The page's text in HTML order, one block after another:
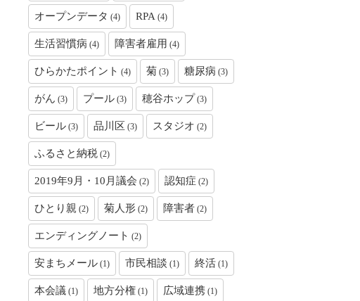
オープンデータ (4) RPA (4)
生活習慣病 (4) 障害者雇用 (4)
ひらかたポイント (4) 菊 (3) 糖尿病 (3)
がん (3) プール (3) 穂谷ホップ (3)
ビール (3) 品川区 (3) スタジオ (2)
ふるさと納税 (2)
2019年9月・10月議会 (2) 認知症 (2)
ひとり親 (2) 菊人形 (2) 障害者 (2)
エンディングノート (2)
安まちメール (1) 市民相談 (1) 終活 (1)
本会議 (1) 地方分権 (1) 広域連携 (1)